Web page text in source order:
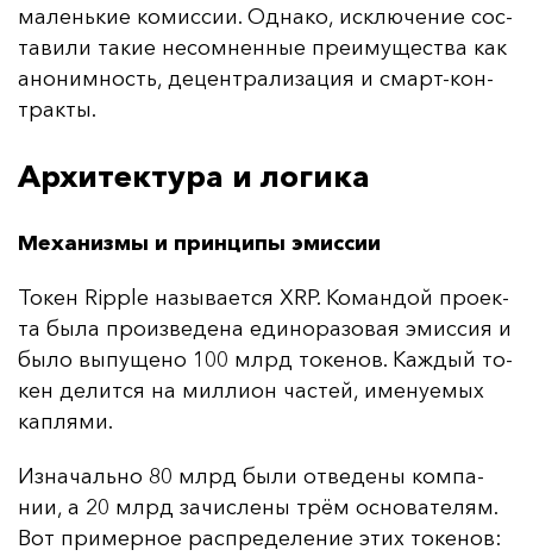
ма­лень­кие ко­мис­сии. Од­на­ко, ис­клю­че­ние сос­
та­ви­ли та­кие не­сом­нен­ные пре­иму­щес­тва как
ано­ним­ность, де­цен­тра­ли­за­ция и смарт-кон­
трак­ты.
Архитектура и логика
Механизмы и принципы эмиссии
То­кен Ripple на­зы­ва­ет­ся XRP. Ко­ман­дой про­ек­
та бы­ла про­из­ве­де­на еди­но­ра­зо­вая эмис­сия и
бы­ло вы­пу­ще­но 100 млрд то­ке­нов. Каж­дый то­
кен де­лит­ся на мил­ли­он час­тей, име­ну­емых
кап­ля­ми.
Из­на­чаль­но 80 млрд бы­ли от­ве­де­ны ком­па­
нии, а 20 млрд за­чис­ле­ны трём ос­но­ва­те­лям.
Вот при­мер­ное рас­пре­де­ле­ние этих то­ке­нов: